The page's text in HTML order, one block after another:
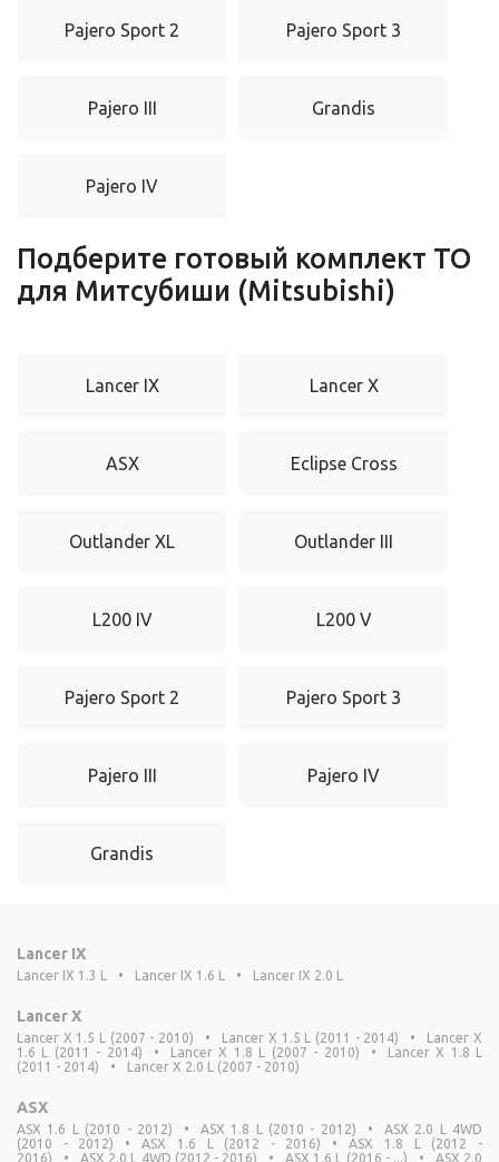
Pajero Sport 2 Pajero Sport 3
Pajero III Grandis
Pajero IV
Подберите готовый комплект ТО
для Митсубиши (Mitsubishi)
Lancer IX Lancer X
ASX Eclipse Cross
Outlander XL Outlander III
L200 IV L200 V
Pajero Sport 2 Pajero Sport 3
Pajero III Pajero IV
Grandis
Lancer IX
Lancer IX 1.3 L • Lancer IX 1.6 L • Lancer IX 2.0 L
Lancer X
Lancer X 1.5 L (2007 - 2010) • Lancer X 1.5 L (2011 - 2014) •
Lancer X
1.6 L (2011 - 2014)
• Lancer X 1.8 L (2007 - 2010) •
Lancer X 1.8 L
(2011 - 2014)
• Lancer X 2.0 L (2007 - 2010)
ASX
ASX 1.6 L (2010 - 2012) • ASX 1.8 L (2010 - 2012) •
ASX 2.0 L 4WD
(2010 - 2012)
• ASX 1.6 L (2012 - 2016) •
ASX 1.8 L (2012 -
2016)
• ASX 2.0 L 4WD (2012 - 2016) • ASX 1.6 L (2016 - ...) •
ASX 2.0